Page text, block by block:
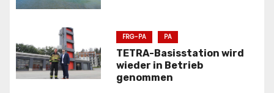
i
g
FRG-PA PA
TETRA-Basisstation wird
wieder in Betrieb
genommen